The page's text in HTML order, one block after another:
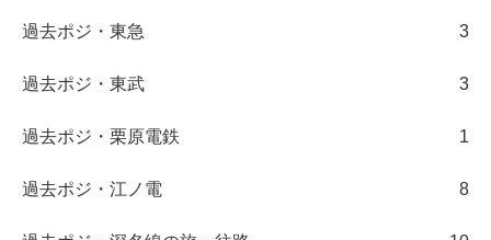
過去ポジ・東急 3
過去ポジ・東武 3
過去ポジ・栗原電鉄 1
過去ポジ・江ノ電 8